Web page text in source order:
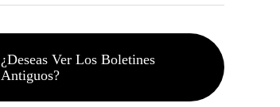
¿Deseas Ver Los Boletines
Antiguos?